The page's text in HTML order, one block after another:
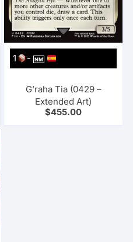
1 - NM
G’raha Tia (0429 –
Extended Art)
$455.00